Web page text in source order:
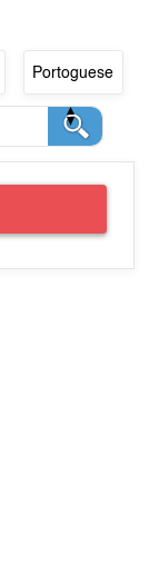
Portoguese